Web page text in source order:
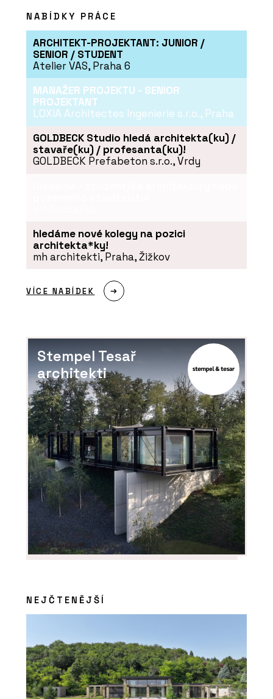
NABÍDKY PRÁCE
ARCHITEKT-PROJEKTANT: JUNIOR /
SENIOR / STUDENT
Atelier VAS, Praha 6
MANAŽER PROJEKTU - SENIOR
PROJEKTANT
LOXIA Architectes Ingenierie s.r.o., Praha
GOLDBECK Studio hledá architekta(ku) /
stavaře(ku) / profesanta(ku)!
GOLDBECK Prefabeton s.r.o., Vrdy
hledáme nové kolegy na pozici
architekta*ky!
mh architekti, Praha, Žižkov
VÍCE NABÍDEK
Stempel Tesař
architekti
NEJČTENĚJŠÍ